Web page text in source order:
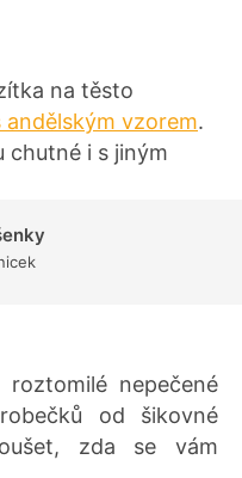
na těsto
andělským vzorem.
chutné i s jiným
nepečené
od šikovné
zda se vám